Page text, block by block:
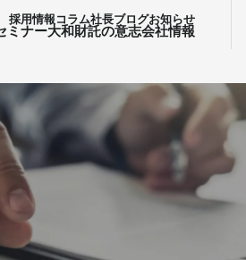
採⽤情報コラム社⻑ブログお知らせ
ミナー大和財託の意志会社情報
サ
サ
情報
東京本社 03-6805-
06-6147-